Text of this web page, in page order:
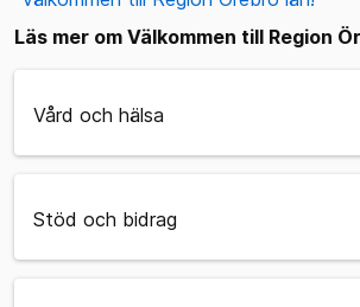
Läs mer om Välkommen till Region
Vård och hälsa
Stöd och bidrag